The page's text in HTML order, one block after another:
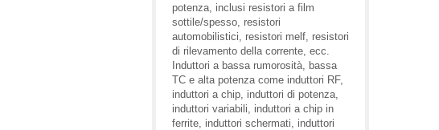
potenza, inclusi resistori a film
sottile/spesso, resistori
automobilistici, resistori melf, resistori
di rilevamento della corrente, ecc.
Induttori a bassa rumorosità, bassa
TC e alta potenza come induttori RF,
induttori a chip, induttori di potenza,
induttori variabili, induttori a chip in
ferrite, induttori schermati, induttori